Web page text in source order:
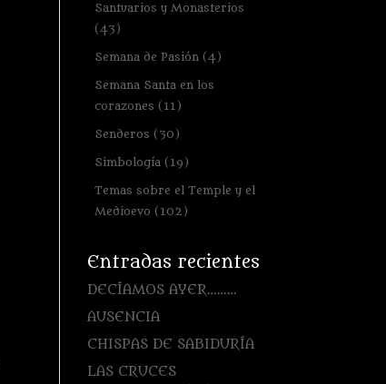
Santuarios y Monasterios
(43)
Semana de Pasión (4)
Semana Santa en los
corazones (11)
Senderos (30)
Simbología (19)
Temas sobre el Temple y el
Medioevo (102)
Entradas recientes
DECÍAMOS AYER………
AUSENCIA
CHISPAS DE SABIDURÍA
LAS CRUCES